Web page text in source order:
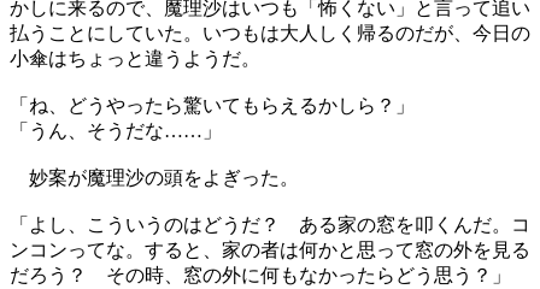
かしに来るので、魔理沙はいつも「怖くない」と言って追い
払うことにしていた。いつもは大人しく帰るのだが、今日の
小傘はちょっと違うようだ。
「ね、どうやったら驚いてもらえるかしら？」
「うん、そうだな……」
妙案が魔理沙の頭をよぎった。
「よし、こういうのはどうだ？ ある家の窓を叩くんだ。コ
ンコンってな。すると、家の者は何かと思って窓の外を見る
だろう？ その時、窓の外に何もなかったらどう思う？」